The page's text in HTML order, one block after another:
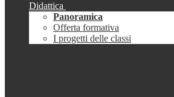
Didattica
Panoramica
Offerta formativa
I progetti delle classi